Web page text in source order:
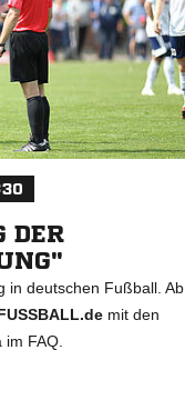
DER
in deutschen Fußball. Ab
mit den
FAQ.